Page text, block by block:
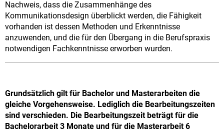
Nachweis, dass die Zusammenhänge des
Kommunikationsdesign überblickt werden, die Fähigkeit
vorhanden ist dessen Methoden und Erkenntnisse
anzuwenden, und die für den Übergang in die Berufspraxis
notwendigen Fachkenntnisse erworben wurden.
Grundsätzlich gilt für Bachelor und Masterarbeiten die
gleiche Vorgehensweise. Lediglich die Bearbeitungszeiten
sind verschieden. Die Bearbeitungszeit beträgt für die
Bachelorarbeit 3 Monate und für die Masterarbeit 6